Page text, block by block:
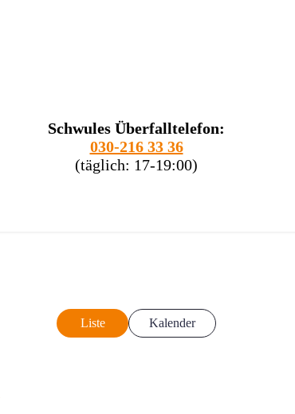
Schwules Überfalltelefon:
030-216 33 36
(täglich: 17-19:00)
Liste Kalender